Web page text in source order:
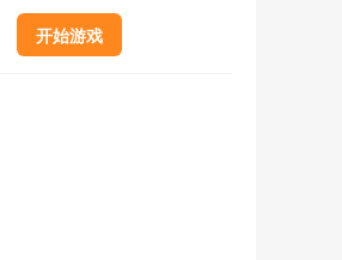
开始游戏